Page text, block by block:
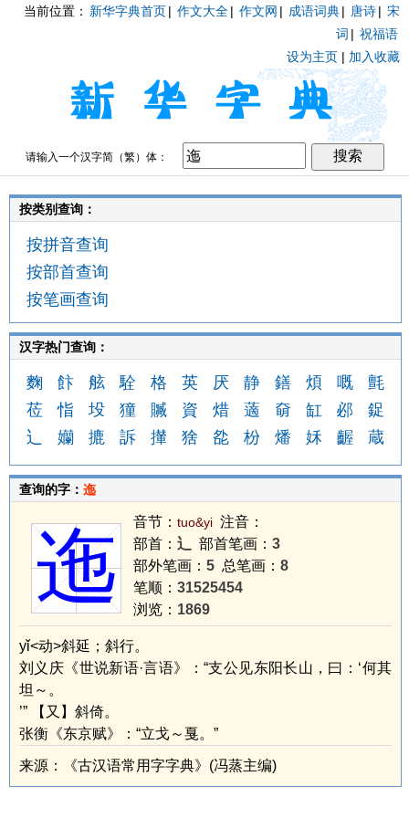
当前位置： 新华字典首页| 作文大全| 作文网 | 成语词典| 唐诗| 宋
词 | 祝福语
设为主页 | 加入收藏
请输入一个汉字简（繁）体：
按类别查询：
按拼音查询
按部首查询
按笔画查询
汉字热门查询：
麴 飰 舷 駩 格 英 厌 静 鐥 煩 嘅
氈
莅
恉 坄 獞 贓 資 焟 藡 奛 缸 邲
鋜
辶
孏 摝 訴 攆 猞 夞 枌 燔 姀 齷 蔵
查询的字： 迤
迤 音节： tuo&yi 注音：
部首： 辶 部首笔画： 3
部外笔画： 5 总笔画： 8
笔顺： 31525454
浏览： 1869
yǐ<动>斜延；斜行。
刘义庆《世说新语·言语》：“支公见东阳长山，曰：‘何其
坦～。
’” 【又】斜倚。
张衡《东京赋》：“立戈～戛。”
来源：《古汉语常用字字典》(冯蒸主编)